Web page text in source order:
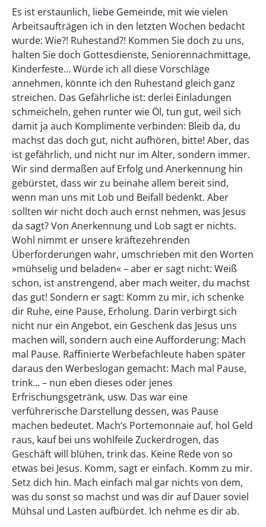
Es ist erstaunlich, liebe Gemeinde, mit wie vielen
Arbeitsaufträgen ich in den letzten Wochen bedacht
wurde: Wie?! Ruhestand?! Kommen Sie doch zu uns,
halten Sie doch Gottesdienste, Seniorennachmittage,
Kinderfeste… Würde ich all diese Vorschläge
annehmen, könnte ich den Ruhestand gleich ganz
streichen. Das Gefährliche ist: derlei Einladungen
schmeicheln, gehen runter wie Öl, tun gut, weil sich
damit ja auch Komplimente verbinden: Bleib da, du
machst das doch gut, nicht aufhören, bitte! Aber, das
ist gefährlich, und nicht nur im Alter, sondern immer.
Wir sind dermaßen auf Erfolg und Anerkennung hin
gebürstet, dass wir zu beinahe allem bereit sind,
wenn man uns mit Lob und Beifall bedenkt. Aber
sollten wir nicht doch auch ernst nehmen, was Jesus
da sagt? Von Anerkennung und Lob sagt er nichts.
Wohl nimmt er unsere kräftezehrenden
Überforderungen wahr, umschrieben mit den Worten
»mühselig und beladen« – aber er sagt nicht: Weiß
schon, ist anstrengend, aber mach weiter, du machst
das gut! Sondern er sagt: Komm zu mir, ich schenke
dir Ruhe, eine Pause, Erholung. Darin verbirgt sich
nicht nur ein Angebot, ein Geschenk das Jesus uns
machen will, sondern auch eine Aufforderung: Mach
mal Pause. Raffinierte Werbefachleute haben später
daraus den Werbeslogan gemacht: Mach mal Pause,
trink... – nun eben dieses oder jenes
Erfrischungsgetränk, usw. Das war eine
verführerische Darstellung dessen, was Pause
machen bedeutet. Mach‘s Portemonnaie auf, hol Geld
raus, kauf bei uns wohlfeile Zuckerdrogen, das
Geschäft will blühen, trink das. Keine Rede von so
etwas bei Jesus. Komm, sagt er einfach. Komm zu mir.
Setz dich hin. Mach einfach mal gar nichts von dem,
was du sonst so machst und was dir auf Dauer soviel
Mühsal und Lasten aufbürdet. Ich nehme es dir ab.